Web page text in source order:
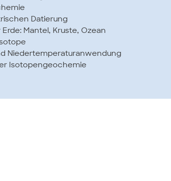
Datierung
Mantel, Kruste, Ozean
Niedertemperaturanwendung
Isotopengeochemie